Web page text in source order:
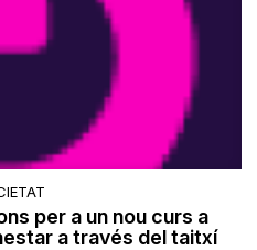
per a un nou curs a
a través del taitxí